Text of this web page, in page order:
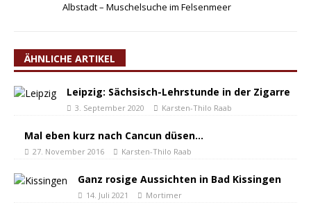
Albstadt – Muschelsuche im Felsenmeer
ÄHNLICHE ARTIKEL
Leipzig: Sächsisch-Lehrstunde in der Zigarre
3. September 2020 Karsten-Thilo Raab
Mal eben kurz nach Cancun düsen…
27. November 2016 Karsten-Thilo Raab
Ganz rosige Aussichten in Bad Kissingen
14. Juli 2021 Mortimer